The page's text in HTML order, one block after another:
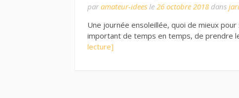
par amateur-idees le 26 octobre 2018 dans
Une journée ensoleillée, quoi de mieux
important de temps en temps, de prendre
lecture]